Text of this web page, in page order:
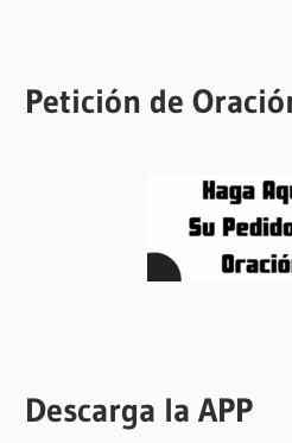
Petición de
Descarga la APP